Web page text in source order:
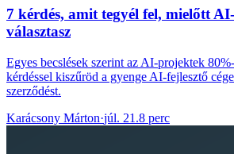
7 kérdés, amit tegyél fel, mielőtt
választasz
Egyes becslések szerint az AI-projektek
kérdéssel kiszűröd a gyenge AI-fejlesztő
szerződést.
Karácsony Márton·júl. 21.8 perc